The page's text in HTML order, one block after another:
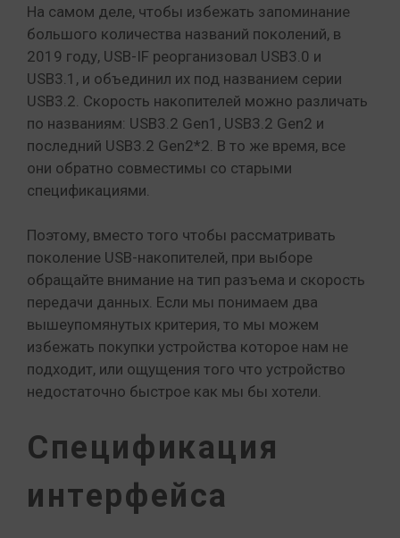
На самом деле, чтобы избежать запоминание
большого количества названий поколений, в
2019 году, USB-IF реорганизовал USB3.0 и
USB3.1, и объединил их под названием серии
USB3.2. Скорость накопителей можно различать
по названиям: USB3.2 Gen1, USB3.2 Gen2 и
последний USB3.2 Gen2*2. В то же время, все
они обратно совместимы со старыми
спецификациями.
Поэтому, вместо того чтобы рассматривать
поколение USB-накопителей, при выборе
обращайте внимание на тип разъема и скорость
передачи данных. Если мы понимаем два
вышеупомянутых критерия, то мы можем
избежать покупки устройства которое нам не
подходит, или ощущения того что устройство
недостаточно быстрое как мы бы хотели.
Спецификация
интерфейса